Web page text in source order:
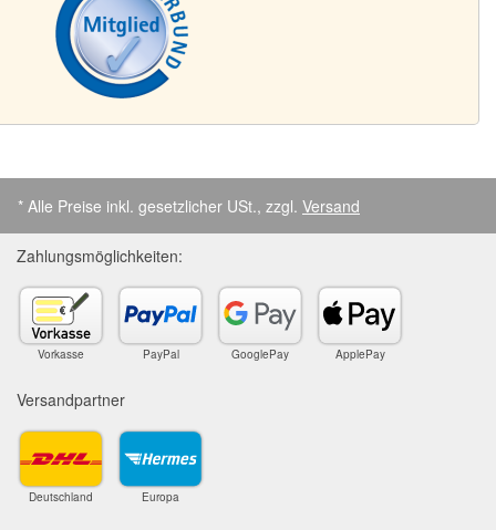
* Alle Preise inkl. gesetzlicher USt., zzgl. Versand
Zahlungsmöglichkeiten:
Vorkasse PayPal GooglePay ApplePay
Versandpartner
Deutschland Europa